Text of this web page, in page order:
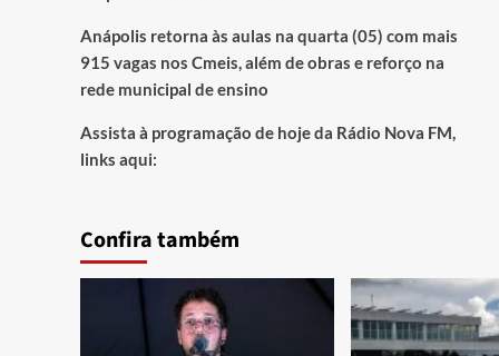
Anápolis retorna às aulas na quarta (05) com mais
915 vagas nos Cmeis, além de obras e reforço na
rede municipal de ensino
Assista à programação de hoje da Rádio Nova FM,
links aqui:
Confira também